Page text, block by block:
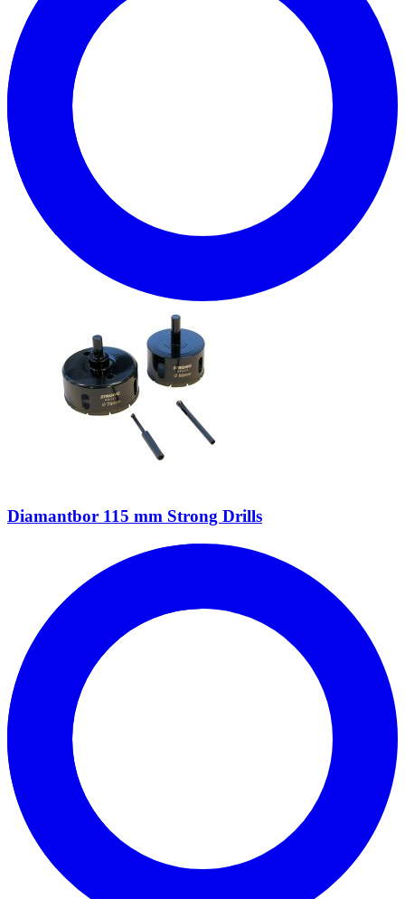
Diamantbor 115 mm Strong Drills